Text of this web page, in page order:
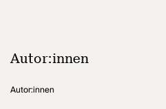
Autor:innen
Autor:innen